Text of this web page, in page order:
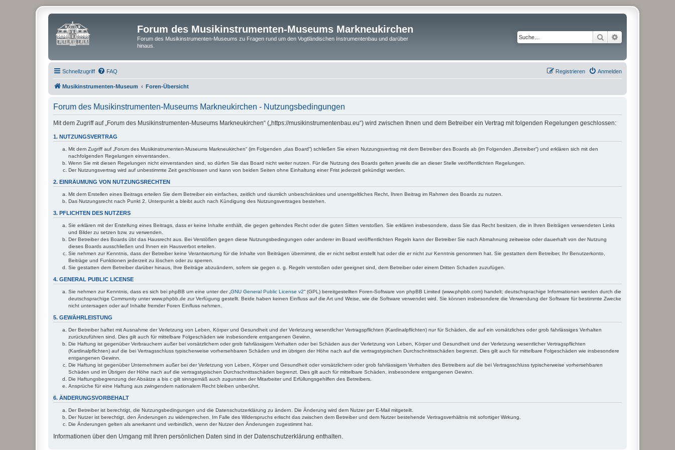
Forum des Musikinstrumenten-Museums Markneukirchen
Forum des Musikinstrumenten-Museums zu Fragen rund um den Vogtländischen Instrumentenbau und darüber
hinaus.
Suche
Schnellzugriff FAQ Anmelden
Registrieren
Musikinstrumenten-Museum Foren-Übersicht
Forum des Musikinstrumenten-Museums Markneukirchen - Nutzungsbedingungen
Mit dem Zugriff auf „Forum des Musikinstrumenten-Museums Markneukirchen“ („https://musikinstrumentenbau.eu“) wird zwischen Ihnen und dem Betreiber ein Vertrag mit folgenden Regelungen geschlossen:
1. NUTZUNGSVERTRAG
Mit dem Zugriff auf „Forum des Musikinstrumenten-Museums Markneukirchen“ (im Folgenden „das Board“) schließen Sie einen Nutzungsvertrag mit dem Betreiber des Boards ab (im Folgenden „Betreiber“) und erklären sich mit den
nachfolgenden Regelungen einverstanden.
Wenn Sie mit diesen Regelungen nicht einverstanden sind, so dürfen Sie das Board nicht weiter nutzen. Für die Nutzung des Boards gelten jeweils die an dieser Stelle veröffentlichten Regelungen.
Der Nutzungsvertrag wird auf unbestimmte Zeit geschlossen und kann von beiden Seiten ohne Einhaltung einer Frist jederzeit gekündigt werden.
2. EINRÄUMUNG VON NUTZUNGSRECHTEN
Mit dem Erstellen eines Beitrags erteilen Sie dem Betreiber ein einfaches, zeitlich und räumlich unbeschränktes und unentgeltliches Recht, Ihren Beitrag im Rahmen des Boards zu nutzen.
Das Nutzungsrecht nach Punkt 2, Unterpunkt a bleibt auch nach Kündigung des Nutzungsvertrages bestehen.
3. PFLICHTEN DES NUTZERS
Sie erklären mit der Erstellung eines Beitrags, dass er keine Inhalte enthält, die gegen geltendes Recht oder die guten Sitten verstoßen. Sie erklären insbesondere, dass Sie das Recht besitzen, die in Ihren Beiträgen verwendeten Links
und Bilder zu setzen bzw. zu verwenden.
Der Betreiber des Boards übt das Hausrecht aus. Bei Verstößen gegen diese Nutzungsbedingungen oder anderer im Board veröffentlichten Regeln kann der Betreiber Sie nach Abmahnung zeitweise oder dauerhaft von der Nutzung
dieses Boards ausschließen und Ihnen ein Hausverbot erteilen.
Sie nehmen zur Kenntnis, dass der Betreiber keine Verantwortung für die Inhalte von Beiträgen übernimmt, die er nicht selbst erstellt hat oder die er nicht zur Kenntnis genommen hat. Sie gestatten dem Betreiber, Ihr Benutzerkonto,
Beiträge und Funktionen jederzeit zu löschen oder zu sperren.
Sie gestatten dem Betreiber darüber hinaus, Ihre Beiträge abzuändern, sofern sie gegen o. g. Regeln verstoßen oder geeignet sind, dem Betreiber oder einem Dritten Schaden zuzufügen.
4. GENERAL PUBLIC LICENSE
Sie nehmen zur Kenntnis, dass es sich bei phpBB um eine unter der „ GNU General Public License v2“ (GPL) bereitgestellten Foren-Software von phpBB Limited (www.phpbb.com) handelt; deutschsprachige Informationen werden durch die
deutschsprachige Community unter www.phpbb.de zur Verfügung gestellt. Beide haben keinen Einfluss auf die Art und Weise, wie die Software verwendet wird. Sie können insbesondere die Verwendung der Software für bestimmte Zwecke
nicht untersagen oder auf Inhalte fremder Foren Einfluss nehmen.
5. GEWÄHRLEISTUNG
Der Betreiber haftet mit Ausnahme der Verletzung von Leben, Körper und Gesundheit und der Verletzung wesentlicher Vertragspflichten (Kardinalpflichten) nur für Schäden, die auf ein vorsätzliches oder grob fahrlässiges Verhalten
zurückzuführen sind. Dies gilt auch für mittelbare Folgeschäden wie insbesondere entgangenen Gewinn.
Die Haftung ist gegenüber Verbrauchern außer bei vorsätzlichem oder grob fahrlässigem Verhalten oder bei Schäden aus der Verletzung von Leben, Körper und Gesundheit und der Verletzung wesentlicher Vertragspflichten
(Kardinalpflichten) auf die bei Vertragsschluss typischerweise vorhersehbaren Schäden und im übrigen der Höhe nach auf die vertragstypischen Durchschnittsschäden begrenzt. Dies gilt auch für mittelbare Folgeschäden wie insbesondere
entgangenen Gewinn.
Die Haftung ist gegenüber Unternehmern außer bei der Verletzung von Leben, Körper und Gesundheit oder vorsätzlichem oder grob fahrlässigem Verhalten des Betreibers auf die bei Vertragsschluss typischerweise vorhersehbaren
Schäden und im Übrigen der Höhe nach auf die vertragstypischen Durchschnittsschäden begrenzt. Dies gilt auch für mittelbare Schäden, insbesondere entgangenen Gewinn.
Die Haftungsbegrenzung der Absätze a bis c gilt sinngemäß auch zugunsten der Mitarbeiter und Erfüllungsgehilfen des Betreibers.
Ansprüche für eine Haftung aus zwingendem nationalem Recht bleiben unberührt.
6. ÄNDERUNGSVORBEHALT
Der Betreiber ist berechtigt, die Nutzungsbedingungen und die Datenschutzerklärung zu ändern. Die Änderung wird dem Nutzer per E-Mail mitgeteilt.
Der Nutzer ist berechtigt, den Änderungen zu widersprechen. Im Falle des Widerspruchs erlischt das zwischen dem Betreiber und dem Nutzer bestehende Vertragsverhältnis mit sofortiger Wirkung.
Die Änderungen gelten als anerkannt und verbindlich, wenn der Nutzer den Änderungen zugestimmt hat.
Informationen über den Umgang mit Ihren persönlichen Daten sind in der Datenschutzerklärung enthalten.